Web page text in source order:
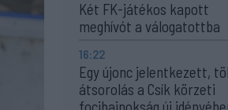
Két FK-játékos kapott
meghívót a válogatottba
16:22
Egy újonc jelentkezett,
átsorolás a Csík körzeti